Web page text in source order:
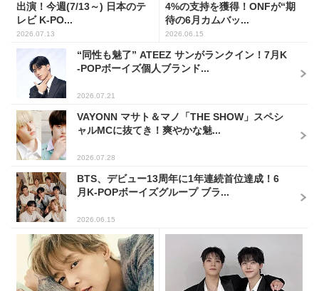
出演！今週(7/13～) 日本のテ
レビ K-PO...
2026.07.13
4%の支持を獲得！ONFが“期
待の6月カムバッ...
2026.06.15
“同性も魅了” ATEEZ サンがランクイン！7月K
-POPボーイズ個人ブランド...
2026.07.21
VAYONN マサト＆マノ「THE SHOW」スペシ
ャルMCに抜てき！爽やかな魅...
2026.07.28
BTS、デビュー13周年に1年連続首位達成！6
月K-POPボーイズグループ ブラ...
2026.06.15